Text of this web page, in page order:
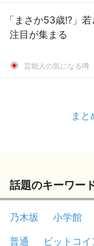
「まさか53歳!?」
注目が集まる
芸能人の気になる噂
ま
話題のキーワー
乃木坂 小学館
普通
ビットコイ